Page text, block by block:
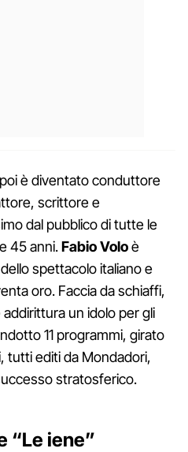
è diventato conduttore
scrittore e
dal pubblico di tutte le
45 anni.Fabio Voloè
spettacolo italiano e
oro. Faccia da schiaffi,
un idolo per gli
11 programmi, girato
tutti editi da Mondadori,
stratosferico.
“Le iene”